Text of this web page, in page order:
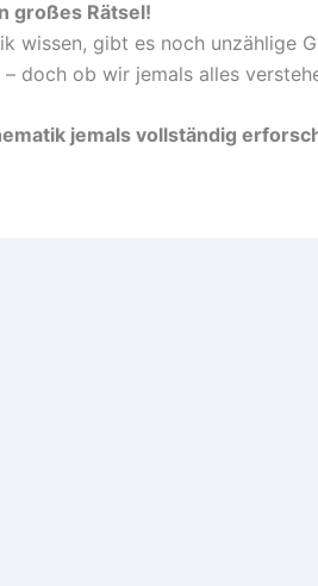
großes Rätsel!
wissen, gibt es noch unzählige
doch ob wir jemals alles
jemals vollständig